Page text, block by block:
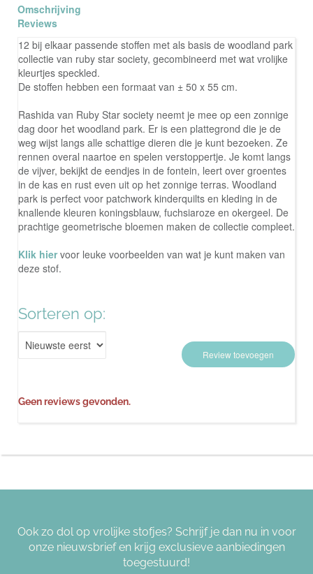
Omschrijving
Reviews
12 bij elkaar passende stoffen met als basis de woodland park
collectie van ruby star society, gecombineerd met wat vrolijke
kleurtjes speckled.
De stoffen hebben een formaat van ± 50 x 55 cm.
Rashida van Ruby Star society neemt je mee op een zonnige
dag door het woodland park. Er is een plattegrond die je de
weg wijst langs alle schattige dieren die je kunt bezoeken. Ze
rennen overal naartoe en spelen verstoppertje. Je komt langs
de vijver, bekijkt de eendjes in de fontein, leert over groentes
in de kas en rust even uit op het zonnige terras. Woodland
park is perfect voor patchwork kinderquilts en kleding in de
knallende kleuren koningsblauw, fuchsiaroze en okergeel. De
prachtige geometrische bloemen maken de collectie compleet.
Klik hiervoor leuke voorbeelden van wat je kunt maken van
deze stof.
Sorteren op:
Review toevoegen
Geen reviews gevonden.
Ook zo dol op vrolijke stofjes? Schrijf je dan nu in voor
onze nieuwsbrief en krijg exclusieve aanbiedingen
toegestuurd!